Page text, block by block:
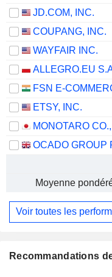
Recommandations
JD.COM, INC.
COUPANG, INC.
WAYFAIR INC.
ALLEGRO.EU
ETSY, INC.
MONOTARO
OCADO GROUP
Moyenne
Voir toutes les